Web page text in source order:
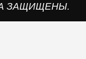
ЗАЩИЩЕНЫ.